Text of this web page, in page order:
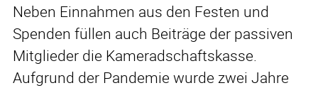
Neben Einnahmen aus den Festen und
Spenden füllen auch Beiträge der passiven
Mitglieder die Kameradschaftskasse.
Aufgrund der Pandemie wurde zwei Jahre